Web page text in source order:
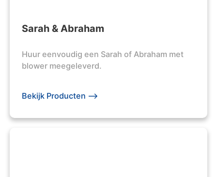
Sarah & Abraham
Huur eenvoudig een Sarah of Abraham met
blower meegeleverd.
Bekijk Producten -->